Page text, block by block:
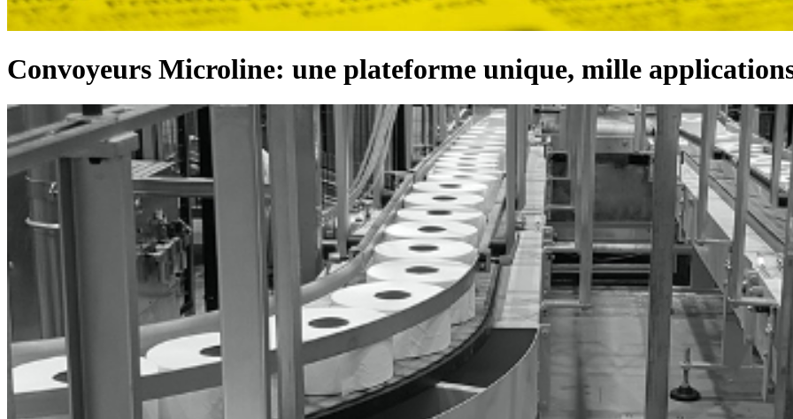
Convoyeurs Microline: une plateforme unique, mille